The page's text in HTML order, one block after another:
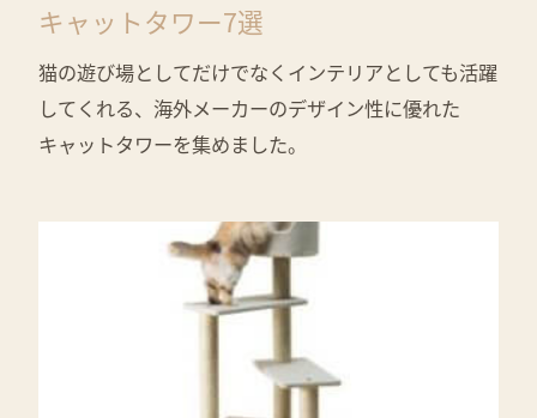
キャットタワー7選
猫の遊び場としてだけでなくインテリアとしても活躍
してくれる、海外メーカーのデザイン性に優れた
キャットタワーを集めました。